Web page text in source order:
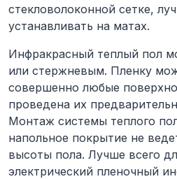
стекловолоконной сетке,
устанавливать на матах.
Инфракрасный теплый пол
или стержневым. Пленку
совершенно любые
проведена их
Монтаж системы теплого
напольное покрытие не
высоты пола. Лучше всего
электрический пленочный